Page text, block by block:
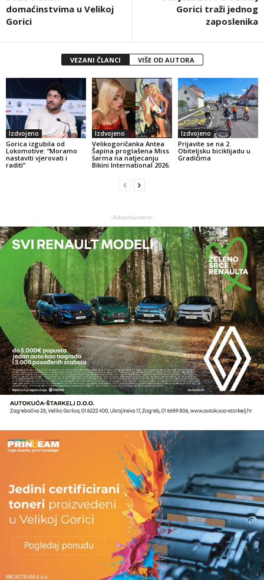
domaćinstvima u Velikoj
Gorici
Gorici traži jednog
zaposlenika
VEZANI ČLANCI VIŠE OD AUTORA
Izdvojeno
Gorica izgubila od
Lokomotive: “Moramo
nastaviti vjerovati i
raditi”
Izdvojeno
Velikogoričanka Antea
Šapina proglašena Miss
šarma na natjecanju
Bikini International 2026.
Izdvojeno
Prijavite se na 2.
Obiteljsku biciklijadu u
Gradićima
- Advertisement -